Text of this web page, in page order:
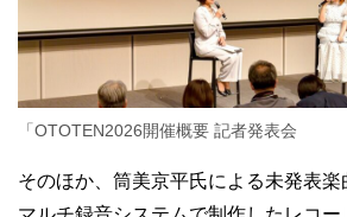
「OTOTEN2026開催概要 記者発表会
そのほか、筒美京平氏による未発表